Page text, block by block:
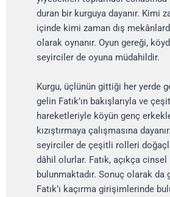
duran bir kurguya dayanır. Kimi
içinde kimi zaman dış
olarak oynanır. Oyun gereği,
seyirciler de oyuna müdahildir.
Kurgu, üçlünün gittiği her yerde
gelin Fatık’ın bakışlarıyla ve
hareketleriyle köyün genç
kızıştırmaya çalışmasına
seyirciler de çeşitli rolleri
dâhil olurlar. Fatık, açıkça
bulunmaktadır. Sonuç olarak da
Fatık’ı kaçırma girişimlerinde